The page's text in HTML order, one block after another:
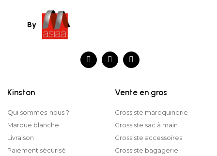
By
Kinston
Qui sommes-nous ?
Marque blanche
Livraison
Paiement sécurisé
Vente en gros
Grossiste maroquinerie
Grossiste sac à main
Grossiste accessoires
Grossiste bagagerie